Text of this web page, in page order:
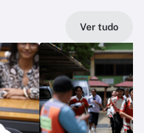
Ver tudo